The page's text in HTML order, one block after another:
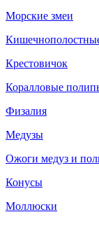
Морские змеи
Крестовичок
Коралловые
Физалия
Медузы
Ожоги медуз и
Конусы
Моллюски